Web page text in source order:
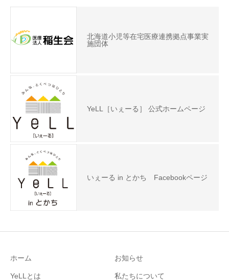
北海道小児等在宅医療連携拠点事業実
施団体
YeLL［いぇーる］ 公式ホームページ
いぇーる in とかち Facebookページ
ホーム お知らせ
YeLLとは 私たちについて